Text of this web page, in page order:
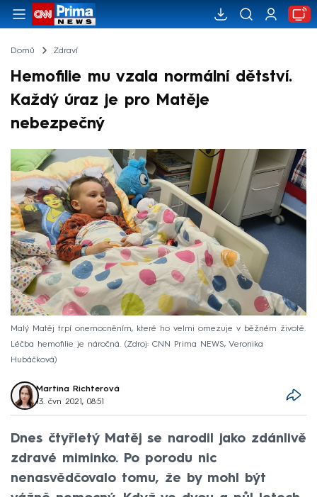
Domů Zdraví
Hemofilie mu vzala normální dětství.
Každý úraz je pro Matěje
nebezpečný
Malý Matěj trpí onemocněním, které ho velmi omezuje v běžném životě.
Léčba hemofilie je náročná.
Zdroj: CNN Prima NEWS, Veronika
Hubáčková
Martina Richterová
13. čvn 2021, 08:51
Dnes čtyřletý Matěj se narodil jako zdánlivě
zdravé miminko. Po porodu nic
nenasvědčovalo tomu, že by mohl být